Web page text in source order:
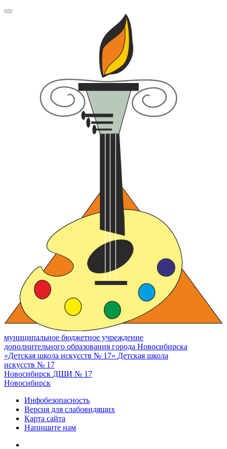
муниципальное бюджетное учреждение
дополнительного образования города Новосибирска
«Детская школа искусств № 17» Детская школа
искусств № 17
Новосибирск ДШИ № 17
Новосибирск
Инфобезопасность
Версия для слабовидящих
Карта сайта
Напишите нам